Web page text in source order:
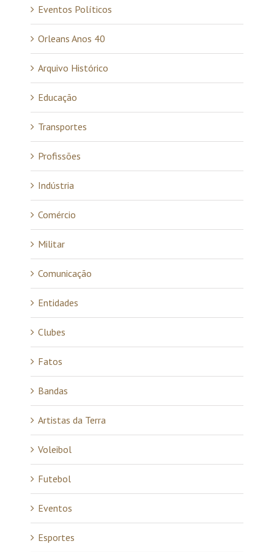
Eventos Políticos
Orleans Anos 40
Arquivo Histórico
Educação
Transportes
Profissões
Indústria
Comércio
Militar
Comunicação
Entidades
Clubes
Fatos
Bandas
Artistas da Terra
Voleibol
Futebol
Eventos
Esportes